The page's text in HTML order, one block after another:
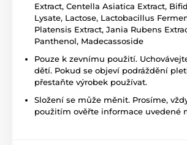
Extract, Centella Asiatica Extract,
Lysate, Lactose, Lactobacillus
Platensis Extract, Jania Rubens
Panthenol, Madecassoside
Pouze k zevnímu použití.
dětí. Pokud se objeví podráždění
přestaňte výrobek používat.
Složení se může měnit. Prosíme,
použitím ověřte informace uvedené